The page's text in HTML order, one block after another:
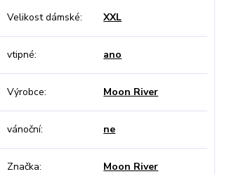
Velikost dámské XXL
vtipné ano
Výrobce Moon River
vánoční ne
Značka Moon River